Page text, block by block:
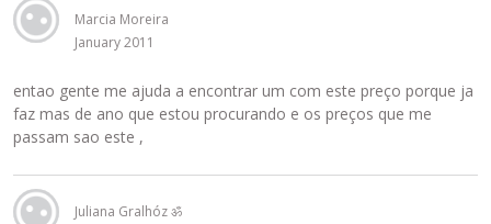
Marcia Moreira
January 2011
entao gente me ajuda a encontrar um com este preço porque ja
faz mas de ano que estou procurando e os preços que me
passam sao este ,
Juliana Gralhóz ॐ